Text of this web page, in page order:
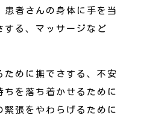
患者さんの身体に手を当
する、マッサージなど
ために撫でさする、不安
を落ち着かせるために
張をやわらげるために